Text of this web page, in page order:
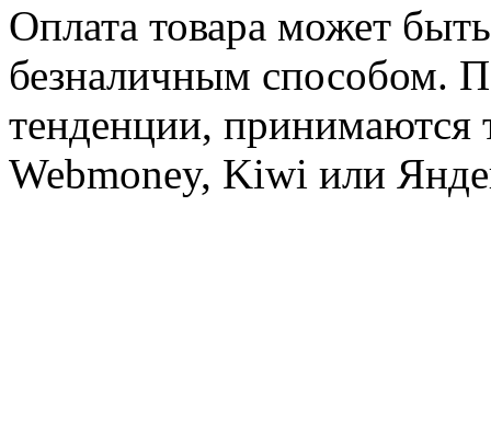
Оплата товара может
безналичным способом.
тенденции, принимаются
Webmoney, Kiwi или